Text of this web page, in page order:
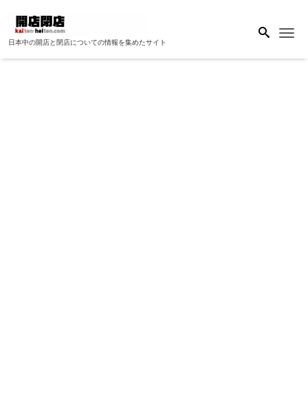
日本中の開店と閉店についての情報を集めたサイト